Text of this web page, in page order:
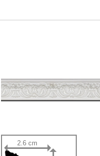
2.6 cm